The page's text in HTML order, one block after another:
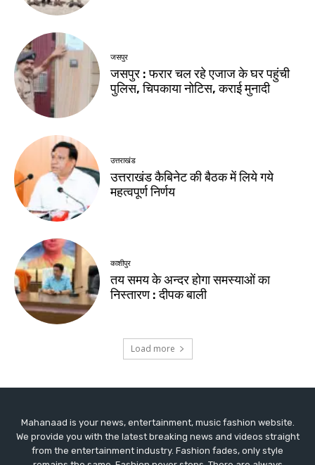
Mahanaad is your news, entertainment, music fashion website.
We provide you with the latest breaking news and videos straight
from the entertainment industry. Fashion fades, only style